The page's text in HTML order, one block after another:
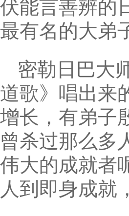
伏能言善辨的
最有名的大弟
密勒日巴大
道歌》唱出来
增长，有弟子
曾杀过那么多
伟大的成就者
人到即身成就